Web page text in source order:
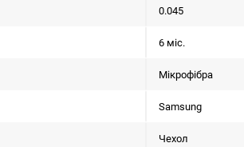
0.045
6 міс.
Мікрофібра
Samsung
Чехол